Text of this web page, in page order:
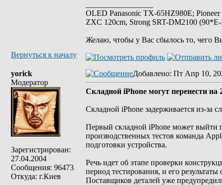
OLED Panasonic TX-65HZ980E;
ZXC 120cm, Strong SRT-DM2100
Желаю, чтобы у Вас сбылось то, чего
Вернуться к началу
yorick
Модератор
Зарегистрирован:
27.04.2004
Сообщения: 96473
Откуда: г.Киев
Добавлено: Пт Апр 10,
Cкладной iPhone могут перенести на
Складной iPhone задерживается из-за
Первый складной iPhone может выйти
производственных тестов команда
подготовки устройства.
Речь идет об этапе проверки
период тестирования, и его
Поставщиков деталей уже